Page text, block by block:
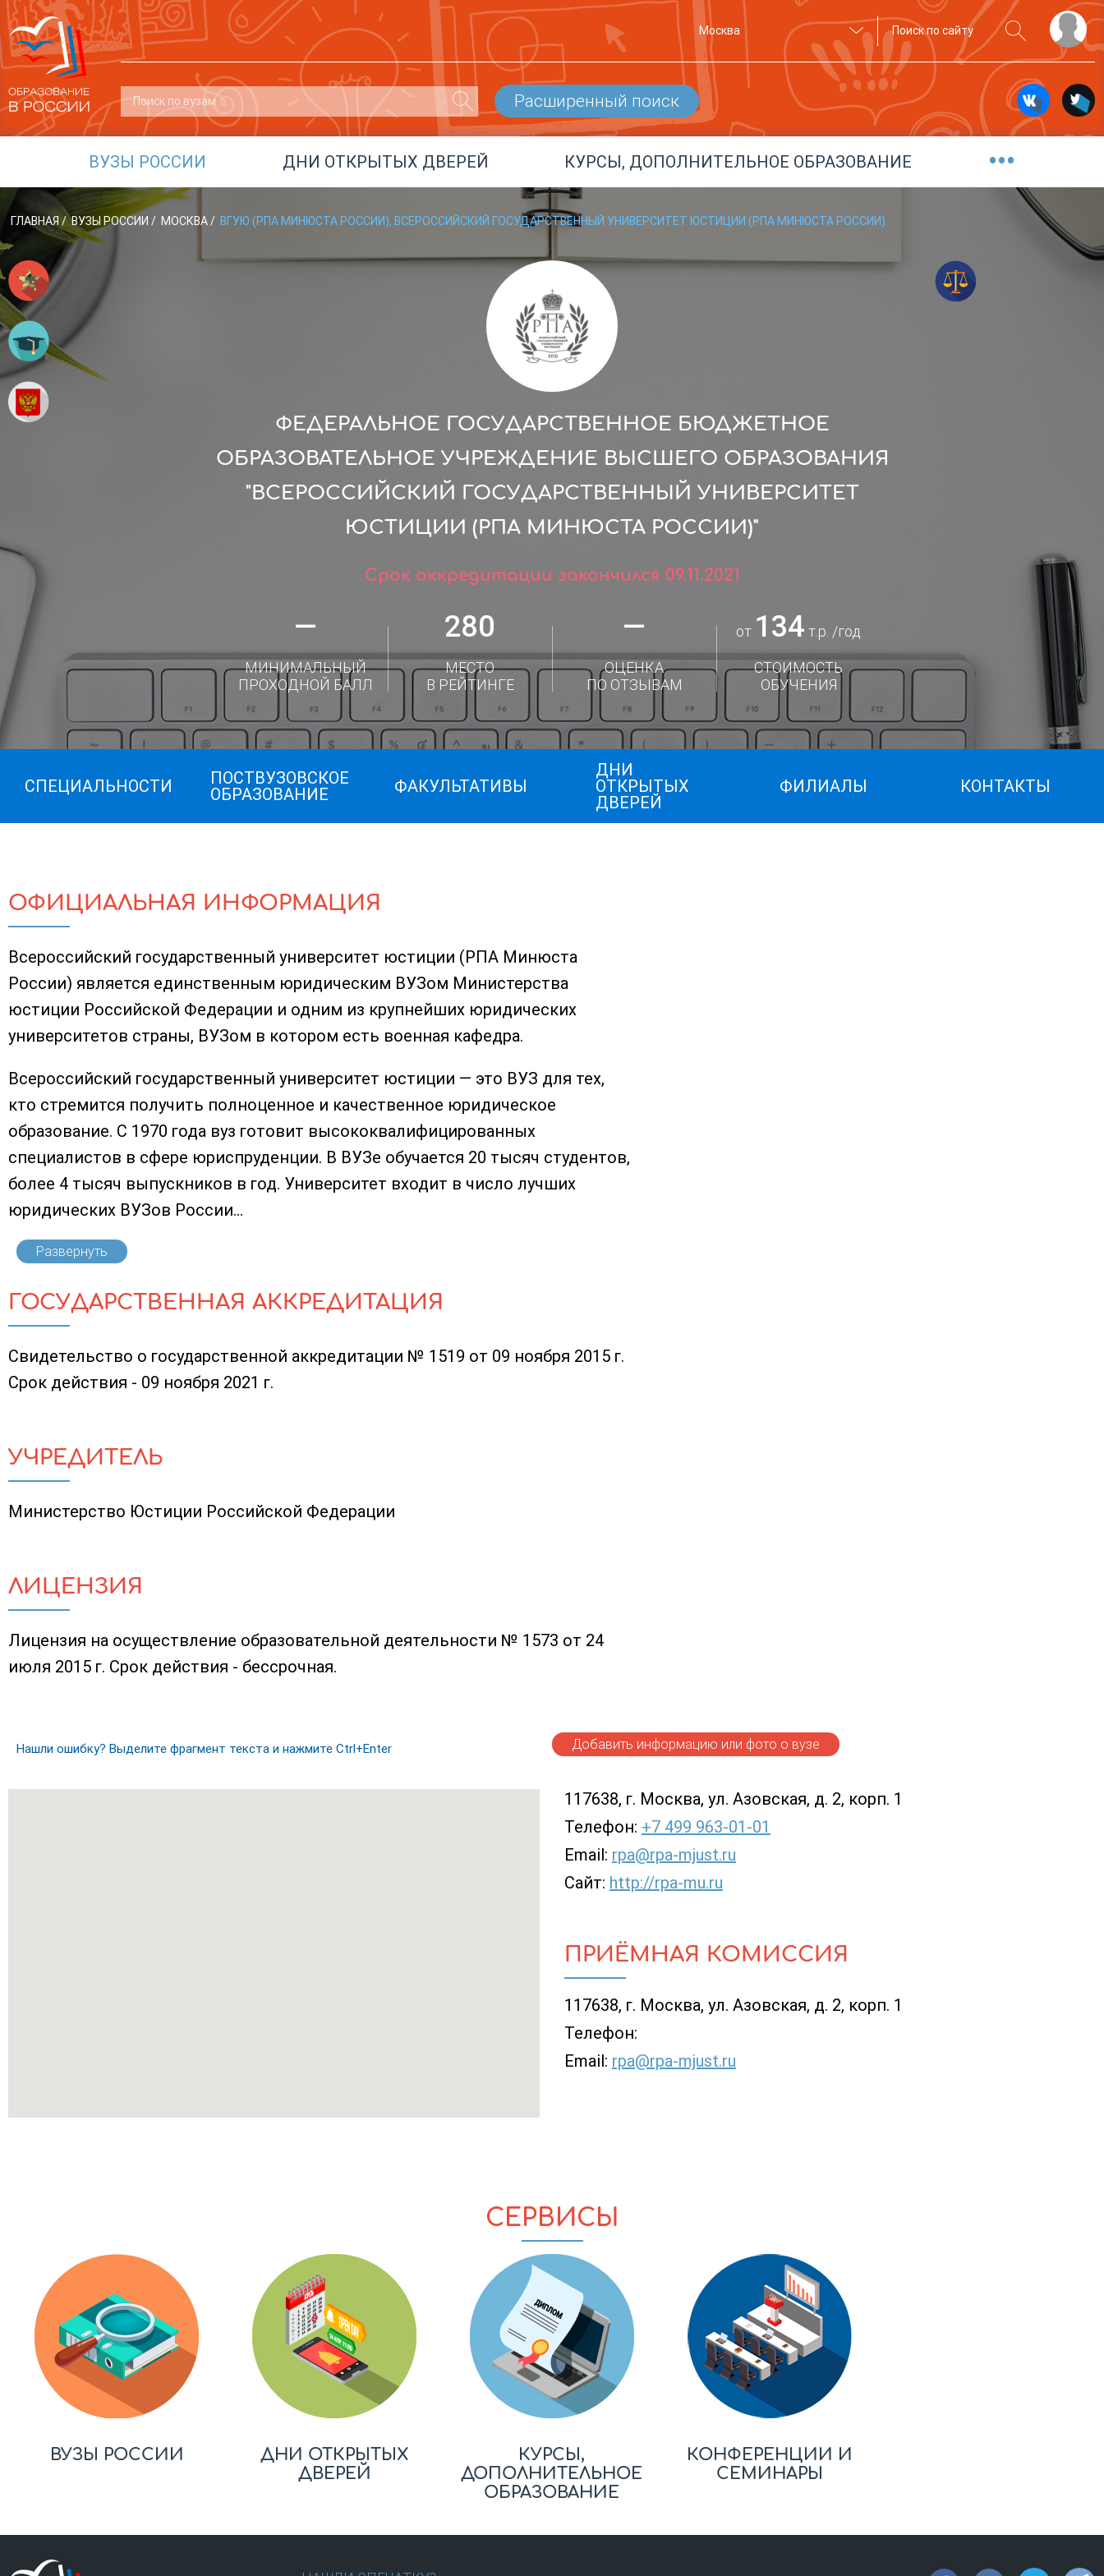
Москва
Расширенный поиск
ВУЗЫ РОССИИ ДНИ ОТКРЫТЫХ ДВЕРЕЙ КУРСЫ, ДОПОЛНИТЕЛЬНОЕ ОБРАЗОВАНИЕ •••
ГЛАВНАЯ / ВУЗЫ РОССИИ / МОСКВА/ ВГУЮ (РПА МИНЮСТА РОССИИ), ВСЕРОССИЙСКИЙ ГОСУДАРСТВЕННЫЙ УНИВЕРСИТЕТ ЮСТИЦИИ (РПА МИНЮСТА РОССИИ)
ФЕДЕРАЛЬНОЕ ГОСУДАРСТВЕННОЕ БЮДЖЕТНОЕ
ОБРАЗОВАТЕЛЬНОЕ УЧРЕЖДЕНИЕ ВЫСШЕГО ОБРАЗОВАНИЯ
"ВСЕРОССИЙСКИЙ ГОСУДАРСТВЕННЫЙ УНИВЕРСИТЕТ
ЮСТИЦИИ (РПА МИНЮСТА РОССИИ)"
Срок аккредитации закончился 09.11.2021
—
МИНИМАЛЬНЫЙ
ПРОХОДНОЙ БАЛЛ
280
МЕСТО
В РЕЙТИНГЕ
—
ОЦЕНКА
ПО ОТЗЫВАМ
от 134 т.р. /год
СТОИМОСТЬ
ОБУЧЕНИЯ
СПЕЦИАЛЬНОСТИ
ПОСТВУЗОВСКОЕ
ОБРАЗОВАНИЕ
ФАКУЛЬТАТИВЫ
ДНИ
ОТКРЫТЫХ
ДВЕРЕЙ
ФИЛИАЛЫ КОНТАКТЫ
ОФИЦИАЛЬНАЯ ИНФОРМАЦИЯ
Всероссийский государственный университет юстиции (РПА Минюста
России) является единственным юридическим ВУЗом Министерства
юстиции Российской Федерации и одним из крупнейших юридических
университетов страны, ВУЗом в котором есть военная кафедра.
Всероссийский государственный университет юстиции — это ВУЗ для тех,
кто стремится получить полноценное и качественное юридическое
образование. С 1970 года вуз готовит высококвалифицированных
специалистов в сфере юриспруденции. В ВУЗе обучается 20 тысяч студентов,
более 4 тысяч выпускников в год. Университет входит в число лучших
юридических ВУЗов России...
Развернуть
ГОСУДАРСТВЕННАЯ АККРЕДИТАЦИЯ
Свидетельство о государственной аккредитации № 1519 от 09 ноября 2015 г.
Срок действия - 09 ноября 2021 г.
УЧРЕДИТЕЛЬ
Министерство Юстиции Российской Федерации
ЛИЦЕНЗИЯ
Лицензия на осуществление образовательной деятельности № 1573 от 24
июля 2015 г. Срок действия - бессрочная.
Нашли ошибку? Выделите фрагмент текста и нажмите Ctrl+Enter Добавить информацию или фото о вузе
117638, г. Москва, ул. Азовская, д. 2, корп. 1
Телефон: +7 499 963-01-01
Email: rpa@rpa-mjust.ru
Сайт: http://rpa-mu.ru
ПРИЁМНАЯ КОМИССИЯ
117638, г. Москва, ул. Азовская, д. 2, корп. 1
Телефон:
Email: rpa@rpa-mjust.ru
СЕРВИСЫ
ВУЗЫ РОССИИ
ДНИ ОТКРЫТЫХ
ДВЕРЕЙ
КУРСЫ,
ДОПОЛНИТЕЛЬНОЕ
ОБРАЗОВАНИЕ
КОНФЕРЕНЦИИ И
СЕМИНАРЫ